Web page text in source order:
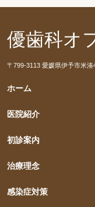
優歯科オ
〒799-3113 愛媛県伊予市米湊
ホーム
医院紹介
初診案内
治療理念
感染症対策